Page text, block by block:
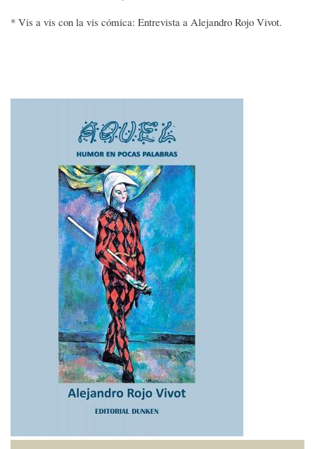
* Vis a vis con la vis cómica: Entrevista a Alejandro Rojo Vivot.